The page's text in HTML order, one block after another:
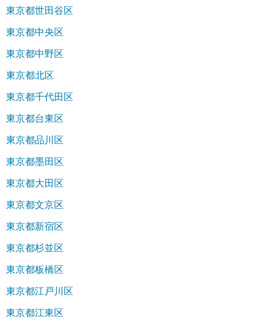
東京都世田谷区
東京都中央区
東京都中野区
東京都北区
東京都千代田区
東京都台東区
東京都品川区
東京都墨田区
東京都大田区
東京都文京区
東京都新宿区
東京都杉並区
東京都板橋区
東京都江戸川区
東京都江東区